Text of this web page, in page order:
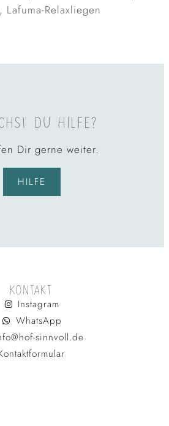
Lafuma-Relaxliegen
DU HILFE?
Dir gerne weiter.
HILFE
KONTAKT
Instagram
WhatsApp
sinnvoll.de